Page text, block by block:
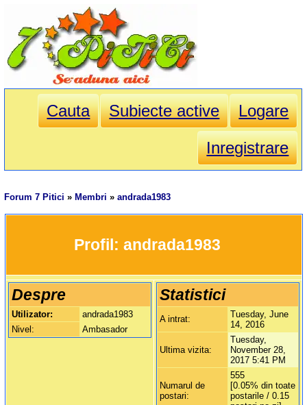
Cauta Subiecte active
Logare
Inregistrare
Forum 7 Pitici » Membri »andrada1983
		Profil:
andrada1983
Despre
Utilizator:
andrada1983
Nivel:
Ambasador
Statistici
A intrat:
Tuesday, June
14, 2016
Ultima vizita:
Tuesday,
November 28,
2017 5:41 PM
Numarul de
postari:
555
[0.05% din toate
postarile / 0.15